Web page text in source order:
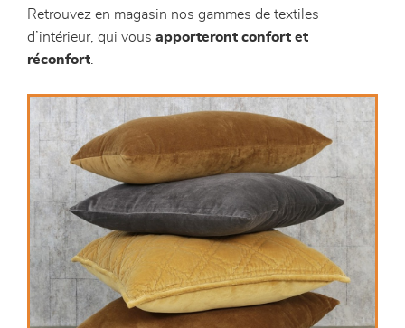
Retrouvez en magasin nos gammes de textiles
d’intérieur, qui vous apporteront confort et
réconfort